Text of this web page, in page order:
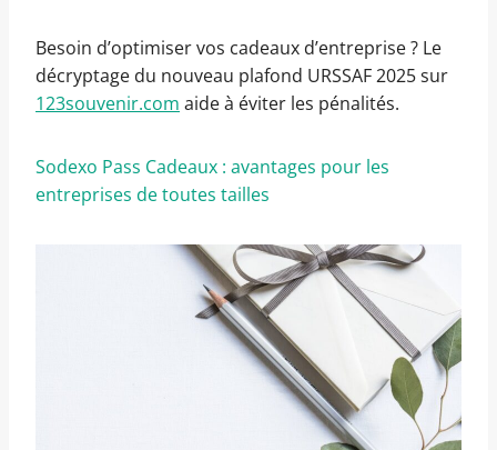
Besoin d’optimiser vos cadeaux d’entreprise ? Le
décryptage du nouveau plafond URSSAF 2025 sur
123souvenir.com aide à éviter les pénalités.
Sodexo Pass Cadeaux : avantages pour les
entreprises de toutes tailles